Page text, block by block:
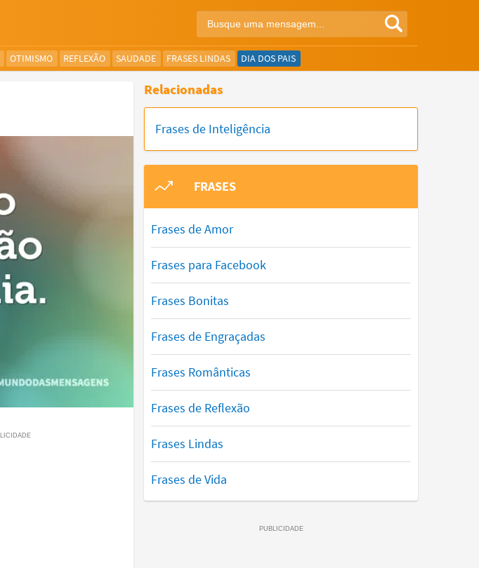
OTIMISMO REFLEXÃO SAUDADE FRASES LINDAS DIA DOS PAIS
Relacionadas
Frases de Inteligência
FRASES
Frases de Amor
Frases para Facebook
Frases Bonitas
Frases de Engraçadas
Frases Românticas
Frases de Reflexão
Frases Lindas
Frases de Vida